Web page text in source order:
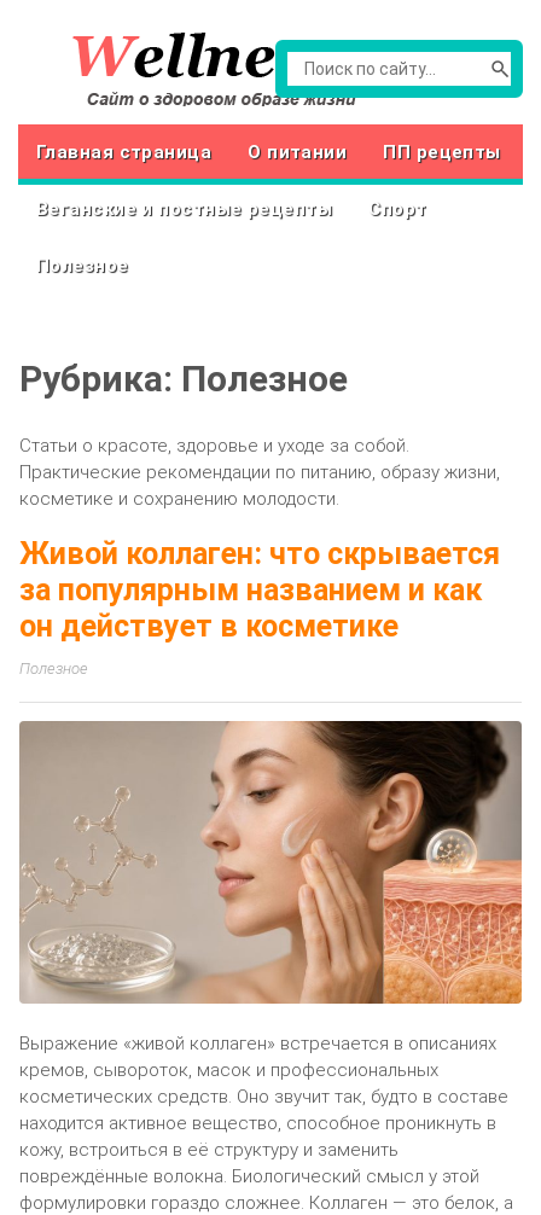
Главная страница О питании ПП рецепты
Веганские и постные рецепты Спорт
Полезное
Рубрика: Полезное
Статьи о красоте, здоровье и уходе за собой.
Практические рекомендации по питанию, образу жизни,
косметике и сохранению молодости.
Живой коллаген: что скрывается
за популярным названием и как
он действует в косметике
Полезное
Выражение «живой коллаген» встречается в описаниях
кремов, сывороток, масок и профессиональных
косметических средств. Оно звучит так, будто в составе
находится активное вещество, способное проникнуть в
кожу, встроиться в её структуру и заменить
повреждённые волокна. Биологический смысл у этой
формулировки гораздо сложнее. Коллаген — это белок, а